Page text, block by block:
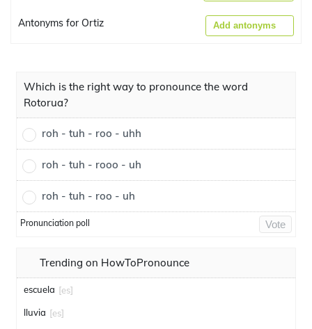
Antonyms for Ortiz Add antonyms
Which is the right way to pronounce the word
Rotorua?
roh - tuh - roo - uhh
roh - tuh - rooo - uh
roh - tuh - roo - uh
Pronunciation poll Vote
Trending on HowToPronounce
escuela [es]
lluvia [es]